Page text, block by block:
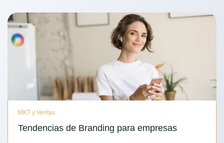
MKT y Ventas
Tendencias de Branding para empresas